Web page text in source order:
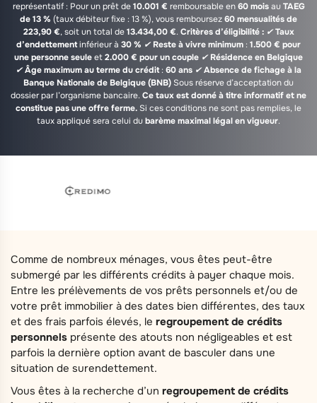
représentatif : Pour un prêt de10.001 € remboursable en60 moisau TAEG
de 13 % (taux débiteur fixe : 13 %), vous remboursez60 mensualités de
223,90 €, soit un total de13.434,00 €. Critères d’éligibilité : ✔Taux
d’endettementinférieur à 30 % ✔Reste à vivre minimum : 1.500 € pour
une personne seuleet2.000 € pour un couple ✔Résidence en Belgique
✔Âge maximum au terme du crédit: 60 ans ✔Absence de fichage à la
Banque Nationale de Belgique (BNB) Sous réserve d’acceptation du
dossier par l’organisme bancaire.Ce taux est donné à titre informatif et ne
constitue pas une offre ferme. Si ces conditions ne sont pas remplies, le
taux appliqué sera celui du barème maximal légal en vigueur.
Comme de nombreux ménages, vous êtes peut-être
submergé par les différents crédits à payer chaque mois.
Entre les prélèvements de vos prêts personnels et/ou de
votre prêt immobilier à des dates bien différentes, des taux
et des frais parfois élevés, le regroupement de crédits
personnels présente des atouts non négligeables et est
parfois la dernière option avant de basculer dans une
situation de surendettement.
Vous êtes à la recherche d’un regroupement de crédits